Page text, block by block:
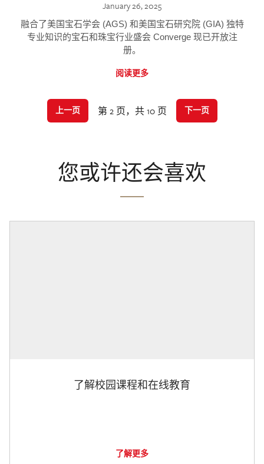
January 26, 2025
融合了美国宝石学会 (AGS) 和美国宝石研究院 (GIA) 独特
专业知识的宝石和珠宝行业盛会 Converge 现已开放注
册。
阅读更多
上一页 第 2 页，共 10 页 下一页
您或许还会喜欢
了解校园课程和在线教育
了解更多